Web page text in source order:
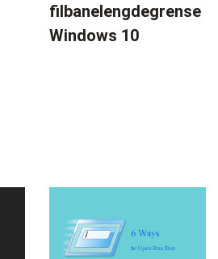
filbanelengdegrense
Windows 10